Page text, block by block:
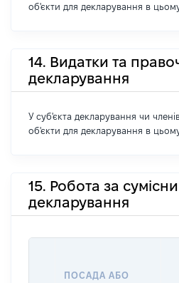
об'єкти для декларування в цьому
14. Видатки та
декларування
У суб'єкта декларування чи членів
об'єкти для декларування в цьому
15. Робота за
декларування
ПОСАДА АБО